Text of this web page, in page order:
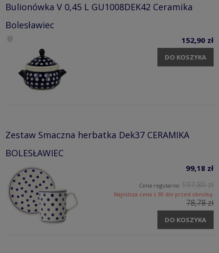
Bulionówka V 0,45 L GU1008DEK42 Ceramika
Bolesławiec
152,90 zł
DO KOSZYKA
Zestaw Smaczna herbatka Dek37 CERAMIKA
BOLESŁAWIEC
99,18 zł
Cena regularna: 107,80 zł
Najniższa cena z 30 dni przed obniżką:
78,78 zł
DO KOSZYKA